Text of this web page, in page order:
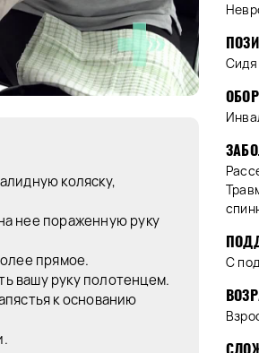
коляску,
нее пораженную руку
прямое.
вашу руку полотенцем.
к основанию
Сидя
С